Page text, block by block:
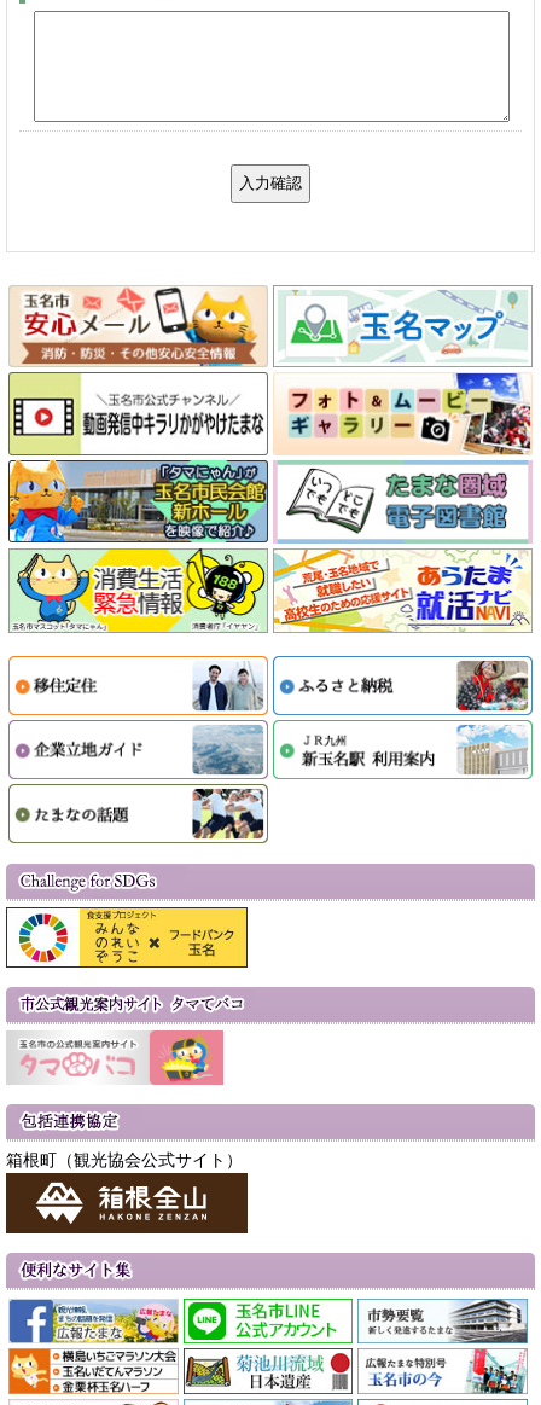
箱根町（観光協会公式サイト）